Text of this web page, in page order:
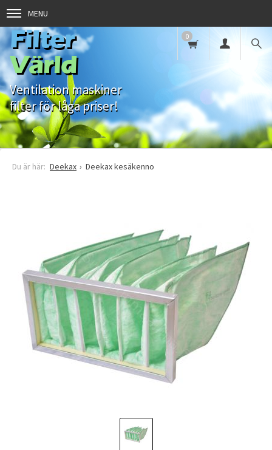
MENU
Filter
Värld
Ventilation maskiner
filter för låga priser!
0
Deekax Deekax kesäkenno